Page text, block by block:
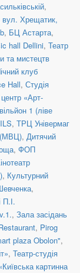
,
вул. Хрещатик,
, БЦ Астарта,
hall Dellini, Театр
та мистецтв
клуб
Hall, Студія
«Арт-
1 (ліве
, ТРЦ Універмаг
(МВЦ), Дитячий
, ФОП
, Культурний
,
П.І.
, Зала засідань
, Pirog
plaza Obolon",
, Театр-студія
картинна